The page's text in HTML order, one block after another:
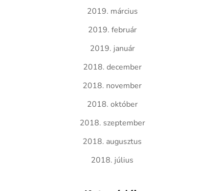
2019. március
2019. február
2019. január
2018. december
2018. november
2018. október
2018. szeptember
2018. augusztus
2018. július